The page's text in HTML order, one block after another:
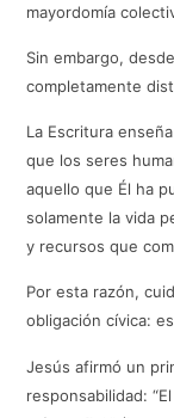
mayordomía
Sin embargo,
completamente
La Escritura
que los seres
aquello que Él ha
solamente la vida
y recursos que
Por esta razón,
obligación cívica:
Jesús afirmó un
responsabilidad: